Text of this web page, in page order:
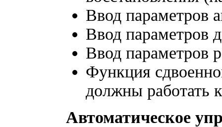
Ввод параметров
Ввод параметров
Ввод параметров
Функция
должны работать
Автоматическое